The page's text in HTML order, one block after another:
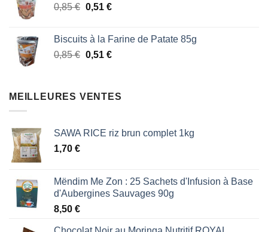
était : est :
0,85€ Le
était :
0,85 €.
0,51 €Le
est :
0,51 €.
Biscuits à la Farine de Patate 85g
0,85€ Le
était :
0,51 €Le
est :
MEILLEURES VENTES
SAWA RICE riz brun complet 1kg
1,70 €
Mëndim Me Zon : 25 Sachets d'Infusion à Base
d'Aubergines Sauvages 90g
8,50 €